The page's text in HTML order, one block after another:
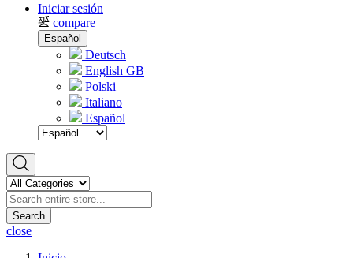
Iniciar sesión
compare
Español
Deutsch
English GB
Polski
Italiano
Español
Search
close